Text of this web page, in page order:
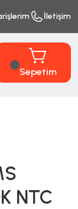
İletişim
Sepetim
NTC